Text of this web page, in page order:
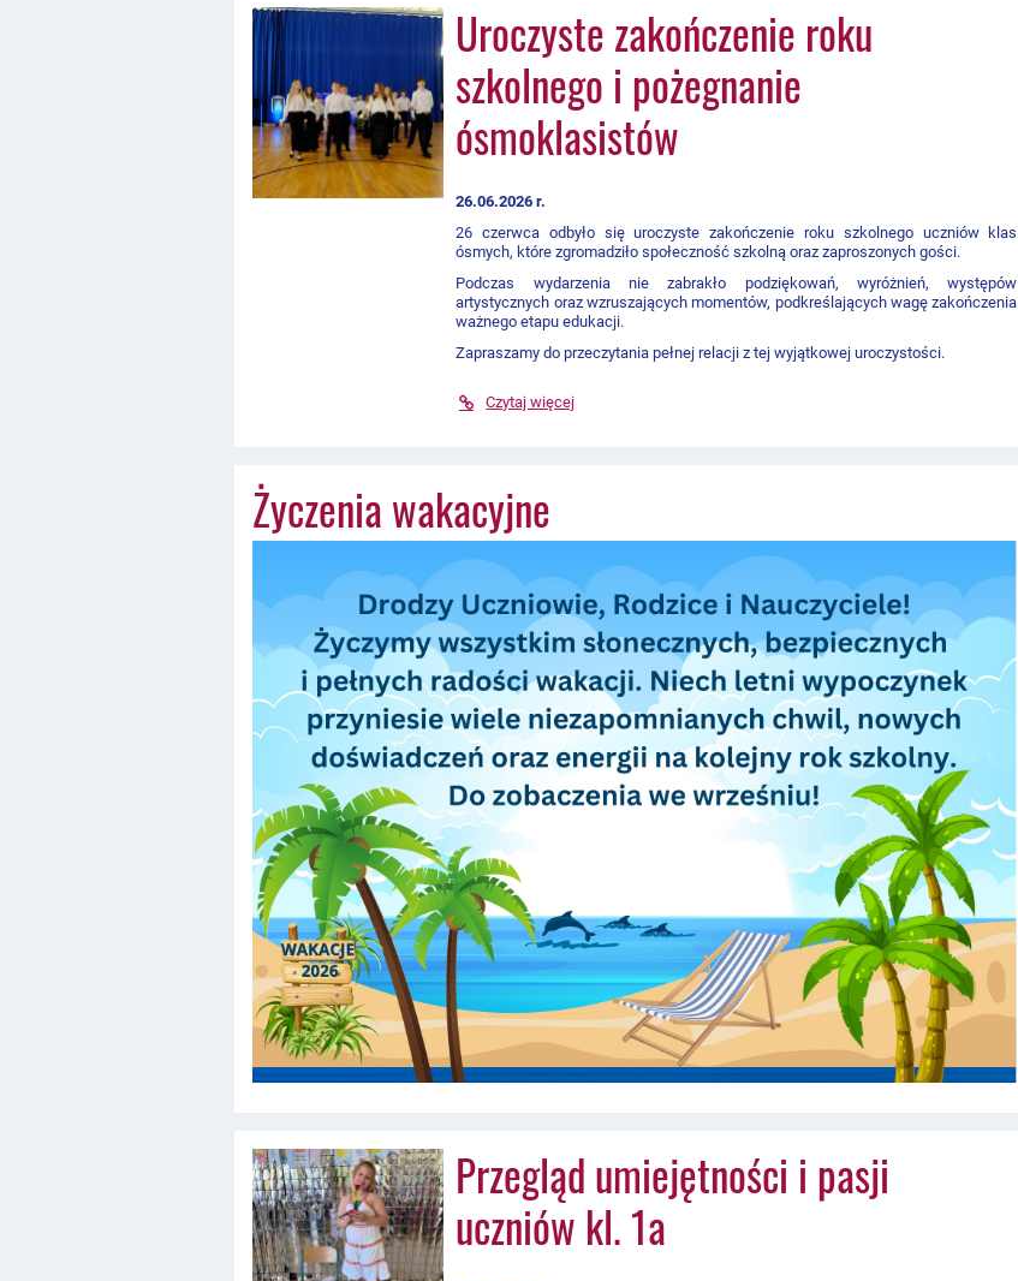
Uroczyste zakończenie roku
szkolnego i pożegnanie
ósmoklasistów
26.06.2026 r.
26 czerwca odbyło się uroczyste zakończenie roku szkolnego uczniów klas
ósmych, które zgromadziło społeczność szkolną oraz zaproszonych gości.
Podczas wydarzenia nie zabrakło podziękowań, wyróżnień, występów
artystycznych oraz wzruszających momentów, podkreślających wagę zakończenia
ważnego etapu edukacji.
Zapraszamy do przeczytania pełnej relacji z tej wyjątkowej uroczystości.
Czytaj więcej
Życzenia wakacyjne
Przegląd umiejętności i pasji
uczniów kl. 1a